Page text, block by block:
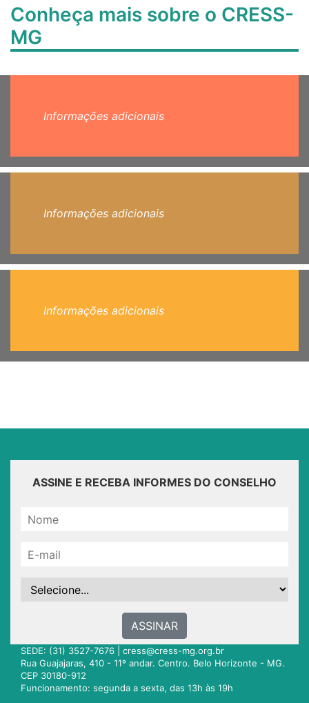
Conheça mais sobre o CRESS-
MG
Informações adicionais
Informações adicionais
Informações adicionais
ASSINE E RECEBA INFORMES DO CONSELHO
ASSINAR
SEDE: (31) 3527-7676 | cress@cress-mg.org.br
Rua Guajajaras, 410 - 11º andar. Centro. Belo Horizonte - MG.
CEP 30180-912
Funcionamento: segunda a sexta, das 13h às 19h